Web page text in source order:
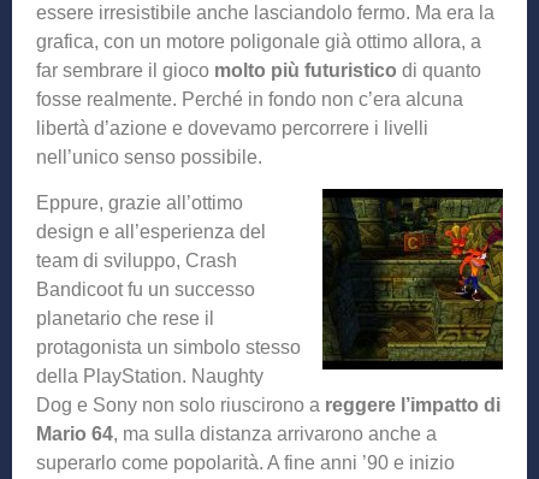
essere irresistibile anche lasciandolo fermo. Ma era la
grafica, con un motore poligonale già ottimo allora, a
far sembrare il gioco molto più futuristico di quanto
fosse realmente. Perché in fondo non c’era alcuna
libertà d’azione e dovevamo percorrere i livelli
nell’unico senso possibile.
Eppure, grazie all’ottimo
design e all’esperienza del
team di sviluppo, Crash
Bandicoot fu un successo
planetario che rese il
protagonista un simbolo stesso
della PlayStation. Naughty
Dog e Sony non solo riuscirono a reggere l’impatto di
Mario 64, ma sulla distanza arrivarono anche a
superarlo come popolarità. A fine anni ’90 e inizio